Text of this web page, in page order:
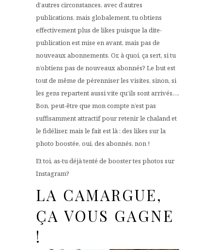
d’autres circonstances, avec d’autres
publications, mais globalement, tu obtiens
effectivement plus de likes puisque la dite-
publication est mise en avant, mais pas de
nouveaux abonnements. Or, à quoi, ça sert, si tu
n’obtiens pas de nouveaux abonnés? Le but est
tout de même de pérenniser les visites, sinon, si
les gens repartent aussi vite qu’ils sont arrivés….
Bon, peut-être que mon compte n’est pas
suffisamment attractif pour retenir le chaland et
le fidéliser, mais le fait est là : des likes sur la
photo boostée, oui, des abonnés, non !
Et toi, as-tu déjà tenté de booster tes photos sur
Instagram?
LA CAMARGUE,
ÇA VOUS GAGNE
!